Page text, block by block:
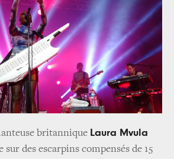
britannique Laura Mvula
sur des escarpins compensés de 15